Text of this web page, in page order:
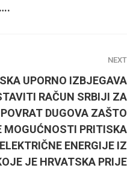
NEXT
UPORNO IZBJEGAVA
RAČUN SRBIJI ZA
DUGOVA ZAŠTO
MOGUĆNOSTI PRITISKA
ENERGIJE IZ
JE HRVATSKA PRIJE